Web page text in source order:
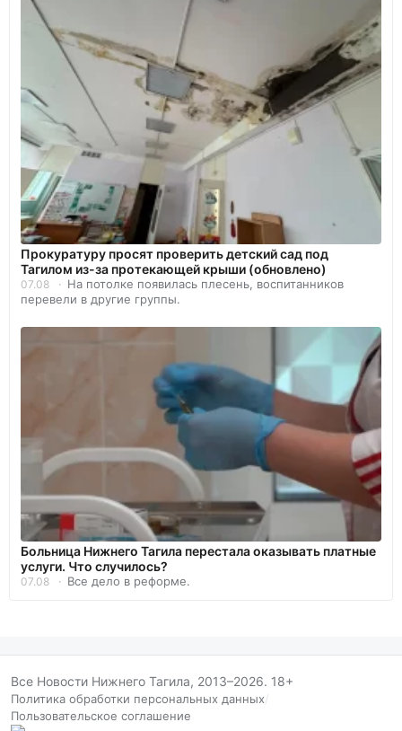
Прокуратуру просят проверить детский сад под
Тагилом из-за протекающей крыши (обновлено)
07.08
На потолке появилась плесень, воспитанников
перевели в другие группы.
Больница Нижнего Тагила перестала оказывать платные
услуги. Что случилось?
07.08 Все дело в реформе.
Все Новости Нижнего Тагила, 2013–2026. 18+
Политика обработки персональных данных/
Пользовательское соглашение